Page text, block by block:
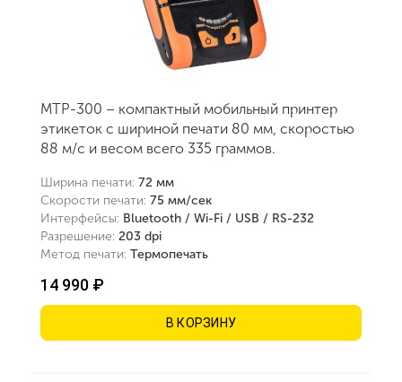
MTP-300 – компактный мобильный принтер
этикеток с шириной печати 80 мм, скоростью
88 м/с и весом всего 335 граммов.
Ширина печати: 72 мм
Скорости печати: 75 мм/сек
Интерфейсы: Bluetooth / Wi-Fi / USB / RS-232
Разрешение: 203 dpi
Метод печати: Термопечать
14 990 ₽
В КОРЗИНУ